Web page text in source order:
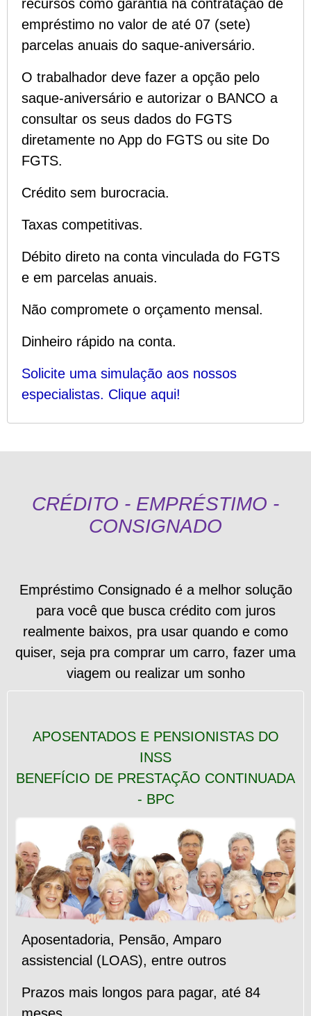
recursos como garantia na contratação de
empréstimo no valor de até 07 (sete)
parcelas anuais do saque-aniversário.
O trabalhador deve fazer a opção pelo
saque-aniversário e autorizar o BANCO a
consultar os seus dados do FGTS
diretamente no App do FGTS ou site Do
FGTS.
Crédito sem burocracia.
Taxas competitivas.
Débito direto na conta vinculada do FGTS
e em parcelas anuais.
Não compromete o orçamento mensal .
Dinheiro rápido na conta.
Solicite uma simulação aos nossos
especialistas. Clique aqui!
CRÉDITO - EMPRÉSTIMO -
CONSIGNADO
Empréstimo Consignado é a melhor solução
para você que busca crédito com juros
realmente baixos, pra usar quando e como
quiser, seja pra comprar um carro, fazer uma
viagem ou realizar um sonho
APOSENTADOS E PENSIONISTAS DO
INSS
BENEFÍCIO DE PRESTAÇÃO CONTINUADA
- BPC
Aposentadoria, Pensão, Amparo
assistencial (LOAS), entre outros
Prazos mais longos para pagar, até 84